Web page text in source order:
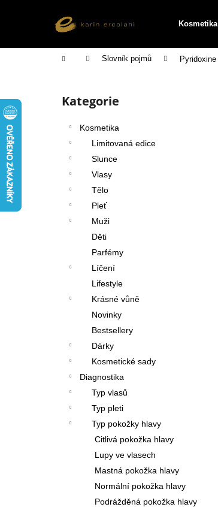
Kosmetika
Domů Slovník pojmů Pyridoxine
Přeskočit
kategorie
Kategorie
Kosmetika
Limitovaná edice
Slunce
Vlasy
Tělo
Pleť
Muži
Děti
Parfémy
Líčení
Lifestyle
Krásné vůně
Novinky
Bestsellery
Dárky
Kosmetické sady
Diagnostika
Typ vlasů
Typ pleti
Typ pokožky hlavy
Citlivá pokožka hlavy
Lupy ve vlasech
Mastná pokožka hlavy
Normální pokožka hlavy
Podrážděná pokožka hlavy
í
Zpět
do
Zpět
do